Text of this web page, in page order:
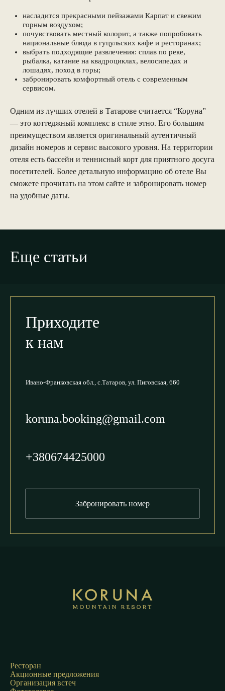
насладится прекрасными пейзажами Карпат и свежим
горным воздухом;
почувствовать местный колорит, а также попробовать
национальные блюда в гуцульских кафе и ресторанах;
выбрать подходящие развлечения: сплав по реке,
рыбалка, катание на квадроциклах, велосипедах и
лошадях, поход в горы;
забронировать комфортный отель с современным
сервисом.
Одним из лучших отелей в Татарове считается “Коруна”
— это коттеджный комплекс в стиле этно. Его большим
преимуществом является оригинальный аутентичный
дизайн номеров и сервис высокого уровня. На территории
отеля есть бассейн и теннисный корт для приятного досуга
посетителей. Более детальную информацию об отеле Вы
сможете прочитать на этом сайте и забронировать номер
на удобные даты.
Еще статьи
Приходите
к нам
Ивано-Франковская обл., с.Татаров, ул. Пиговская, 660
koruna.booking@gmail.com
+380674425000
Забронировать номер
Ресторан
Акционные предложения
Организация встеч